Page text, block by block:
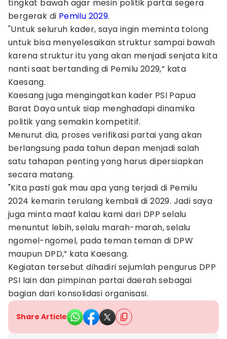
tingkat bawah agar mesin politik partai segera
bergerak di Pemilu 2029.
"Untuk seluruh kader, saya ingin meminta tolong
untuk bisa menyelesaikan struktur sampai bawah
karena struktur itu yang akan menjadi senjata kita
nanti saat bertanding di Pemilu 2029,” kata
Kaesang.
Kaesang juga mengingatkan kader PSI Papua
Barat Daya untuk siap menghadapi dinamika
politik yang semakin kompetitif.
Menurut dia, proses verifikasi partai yang akan
berlangsung pada tahun depan menjadi salah
satu tahapan penting yang harus dipersiapkan
secara matang.
"Kita pasti gak mau apa yang terjadi di Pemilu
2024 kemarin terulang kembali di 2029. Jadi saya
juga minta maaf kalau kami dari DPP selalu
menuntut lebih, selalu marah-marah, selalu
ngomel-ngomel, pada teman teman di DPW
maupun DPD,” kata Kaesang.
Kegiatan tersebut dihadiri sejumlah pengurus DPP
PSI lain dan pimpinan partai daerah sebagai
bagian dari konsolidasi organisasi.
Share Article